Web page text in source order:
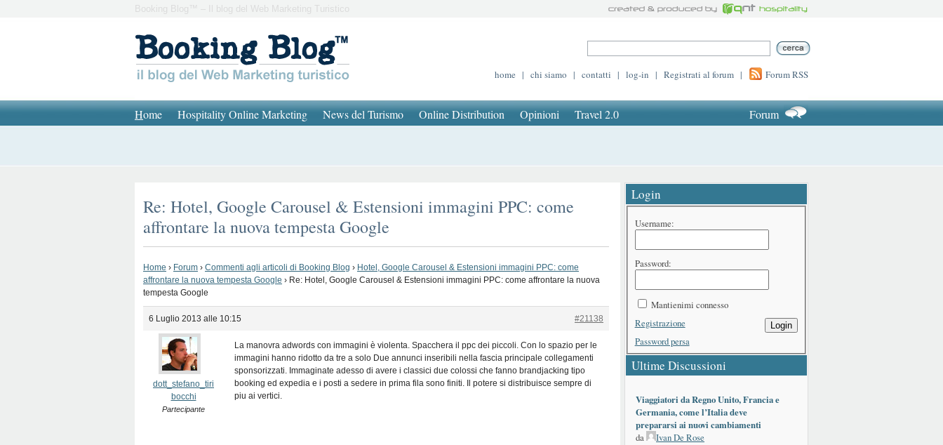
Booking Blog™ – Il blog del Web Marketing Turistico
home | chi siamo | contatti | log-in | Registrati al forum | Forum RSS
Home Hospitality Online Marketing News del Turismo Online Distribution Opinioni Travel 2.0 Forum
Re: Hotel, Google Carousel & Estensioni immagini PPC: come
affrontare la nuova tempesta Google
Home › Forum › Commenti agli articoli di Booking Blog › Hotel, Google Carousel & Estensioni immagini PPC: come
affrontare la nuova tempesta Google › Re: Hotel, Google Carousel & Estensioni immagini PPC: come affrontare la nuova
tempesta Google
6 Luglio 2013 alle 10:15 #21138
dott_stefano_tiri
bocchi
Partecipante
La manovra adwords con immagini è violenta. Spacchera il ppc dei piccoli. Con lo spazio per le
immagini hanno ridotto da tre a solo Due annunci inseribili nella fascia principale collegamenti
sponsorizzati. Immaginate adesso di avere i classici due colossi che fanno brandjacking tipo
booking ed expedia e i posti a sedere in prima fila sono finiti. Il potere si distribuisce sempre di
piu ai vertici.
Login
Username:
Password:
Mantienimi connesso
Login
Registrazione
Password persa
Ultime Discussioni
Viaggiatori da Regno Unito, Francia e
Germania, come l’Italia deve
prepararsi ai nuovi cambiamenti
da
Ivan De Rose